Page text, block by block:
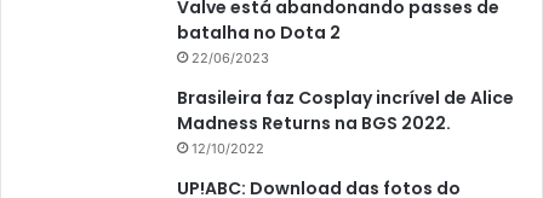
Valve está abandonando passes de
batalha no Dota 2
22/06/2023
Brasileira faz Cosplay incrível de Alice
Madness Returns na BGS 2022.
12/10/2022
UP!ABC: Download das fotos do